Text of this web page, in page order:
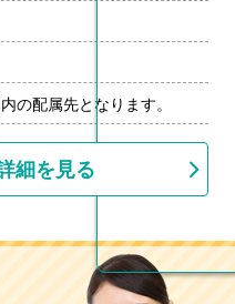
の配属先となります。
細を見る